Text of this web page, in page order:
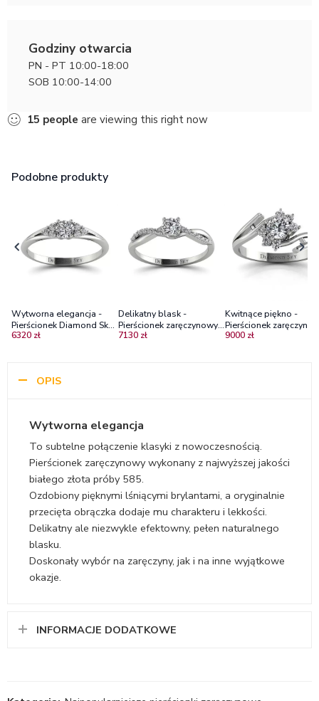
Godziny otwarcia
PN - PT 10:00-18:00
SOB 10:00-14:00
15 people are viewing this right now
Podobne produkty
Wytworna elegancja -
Pierścionek Diamond Sky
zaręczynowy z białego
6320 zł
Delikatny blask -
Pierścionek zaręczynowy z
białego złota z
7130 zł
Kwitnące piękno -
Pierścionek
białego złota z
9000 zł
OPIS
Wytworna elegancja
To subtelne połączenie klasyki z nowoczesnością.
Pierścionek zaręczynowy wykonany z najwyższej jakości
białego złota próby 585.
Ozdobiony pięknymi lśniącymi brylantami, a oryginalnie
przecięta obrączka dodaje mu charakteru i lekkości.
Delikatny ale niezwykle efektowny, pełen naturalnego
blasku.
Doskonały wybór na zaręczyny, jak i na inne wyjątkowe
okazje.
INFORMACJE DODATKOWE